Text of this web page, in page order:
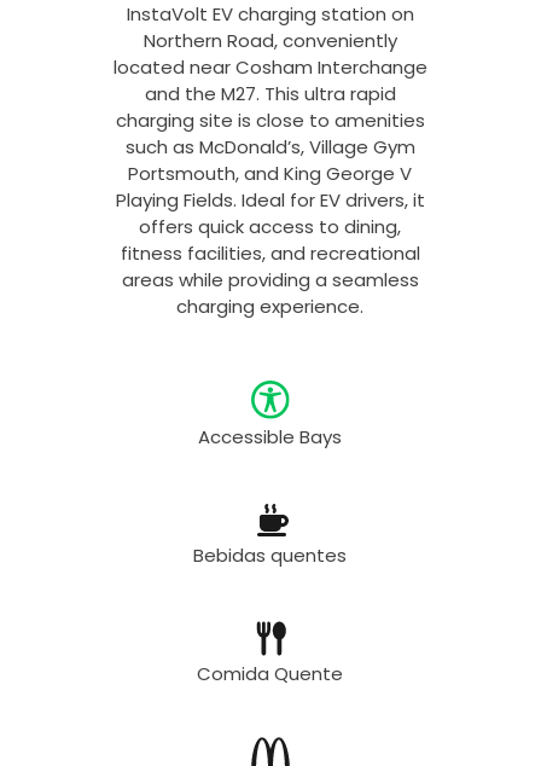
InstaVolt EV charging station on
Northern Road, conveniently
located near Cosham Interchange
and the M27. This ultra rapid
charging site is close to amenities
such as McDonald’s, Village Gym
Portsmouth, and King George V
Playing Fields. Ideal for EV drivers, it
offers quick access to dining,
fitness facilities, and recreational
areas while providing a seamless
charging experience.
Accessible Bays
Bebidas quentes
Comida Quente